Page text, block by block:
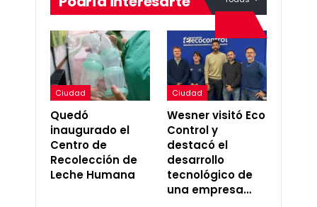
Ciudad
Quedó
inaugurado el
Centro de
Recolección de
Leche Humana
Ciudad
Wesner visitó Eco
Control y
destacó el
desarrollo
tecnológico de
una empresa…